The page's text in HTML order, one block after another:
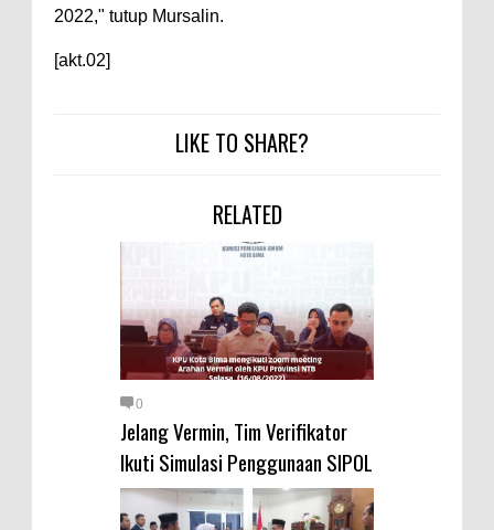
2022," tutup Mursalin.
[akt.02]
LIKE TO SHARE?
RELATED
0
Jelang Vermin, Tim Verifikator
Ikuti Simulasi Penggunaan SIPOL